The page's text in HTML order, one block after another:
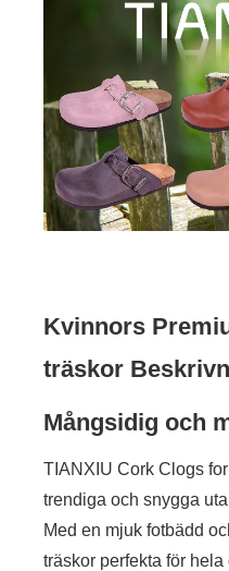
Kvinnors
träskor
Mångsidig och
TIANXIU Cork Clogs
trendiga och snygga
Med en mjuk fotbädd
träskor perfekta för